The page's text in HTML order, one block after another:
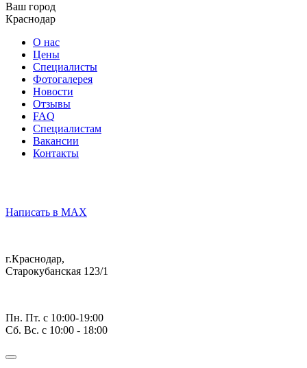
Ваш город
Краснодар
О нас
Цены
Специалисты
Фотогалерея
Новости
Отзывы
FAQ
Специалистам
Вакансии
Контакты
Написать в MAX
г.Краснодар,
Старокубанская 123/1
Пн. Пт. с 10:00-19:00
Сб. Вс. с 10:00 - 18:00